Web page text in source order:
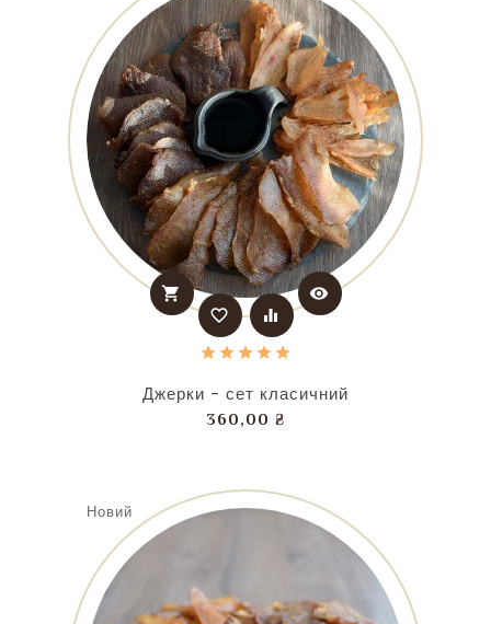
shopping_cart
favorite_border
equalizer
visibility
Джерки - сет класичний
360,00 ₴
Новий